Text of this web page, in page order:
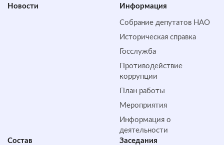
Новости Информация
Собрание депутатов НАО
Историческая справка
Госслужба
Противодействие
коррупции
План работы
Мероприятия
Информация о
деятельности
Состав
Заседания